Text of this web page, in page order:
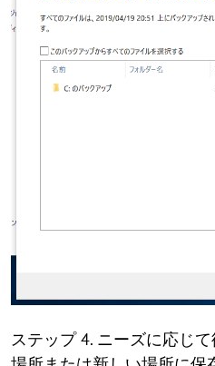
ステップ 4. ニーズに応じ